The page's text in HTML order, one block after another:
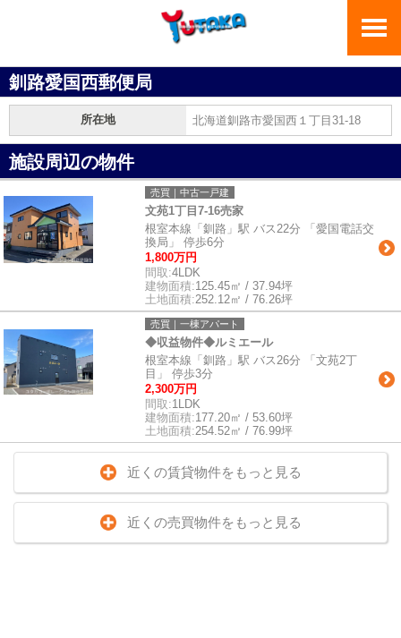
釧路愛国西郵便局
所在地 北海道釧路市愛国西１丁目31-18
施設周辺の物件
売買｜中古一戸建
文苑1丁目7-16売家
根室本線「釧路」駅 バス22分 「愛国電話交
換局」 停歩6分
1,800万円
間取:4LDK
建物面積:125.45㎡ / 37.94坪
土地面積:252.12㎡ / 76.26坪
売買｜一棟アパート
◆収益物件◆ルミエール
根室本線「釧路」駅 バス26分 「文苑2丁
目」 停歩3分
2,300万円
間取:1LDK
建物面積:177.20㎡ / 53.60坪
土地面積:254.52㎡ / 76.99坪
近くの賃貸物件をもっと見る
近くの売買物件をもっと見る